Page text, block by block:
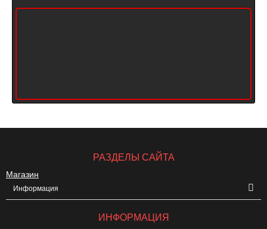
РАЗДЕЛЫ САЙТА
Магазин
Информация
ИНФОРМАЦИЯ